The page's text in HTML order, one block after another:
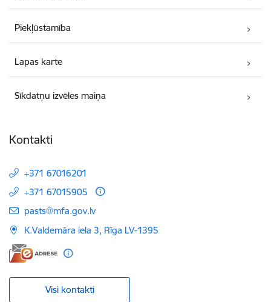
Piekļūstamība
Lapas karte
Sīkdatņu izvēles maiņa
Kontakti
+371 67016201
+371 67015905
E-pasts:
pasts@mfa.gov.lv
K.Valdemāra iela 3, Rīga LV-1395
Visi kontakti